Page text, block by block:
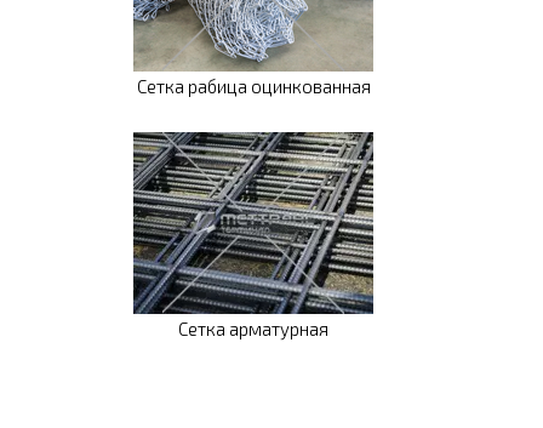
Сетка рабица оцинкованная
Сетка арматурная